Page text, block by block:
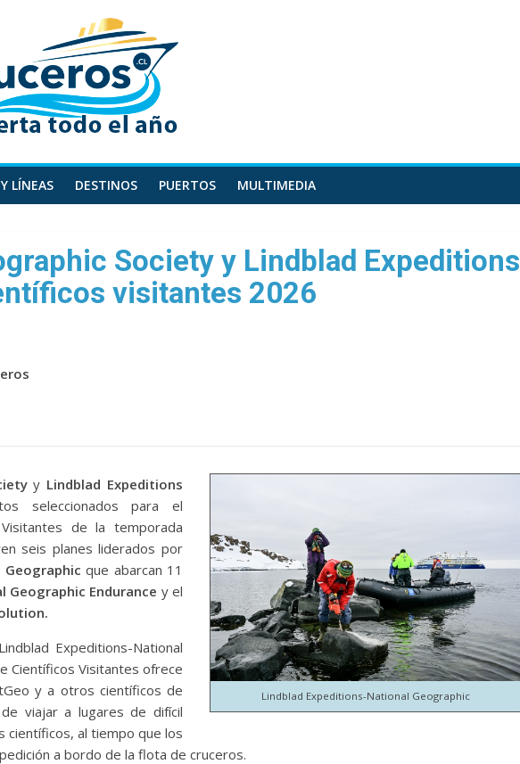
LÍNEAS DESTINOS PUERTOS MULTIMEDIA
Society y Lindblad Expeditions
visitantes 2026
Lindblad Expeditions-National Geographic
y Lindblad Expeditions
seleccionados para el
de la temporada
seis planes liderados por
que abarcan 11
Geographic Endurance y el
Expeditions-National
Científicos Visitantes ofrece
y a otros científicos de
viajar a lugares de difícil
científicos, al tiempo que los
a bordo de la flota de cruceros.